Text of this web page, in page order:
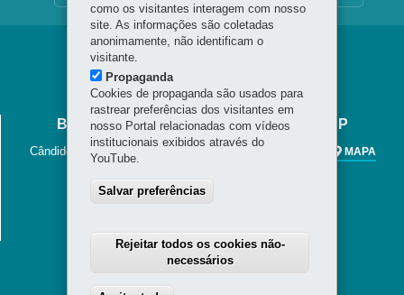
Navegação
principal
BIBLIOTECA PÚBLICA DO PARANÁ - BPP
Cândido Lopes, 133 - Centro MAPA
Horário de Atendimento
Sábados, das 8h30 às 13h.
como os visitantes interagem com nosso
site. As informações são coletadas
anonimamente, não identificam o
visitante.
Propaganda
Cookies de propaganda são usados para
rastrear preferências dos visitantes em
nosso Portal relacionadas com vídeos
institucionais exibidos através do
YouTube.
Salvar preferências
Rejeitar todos os cookies não-
necessários